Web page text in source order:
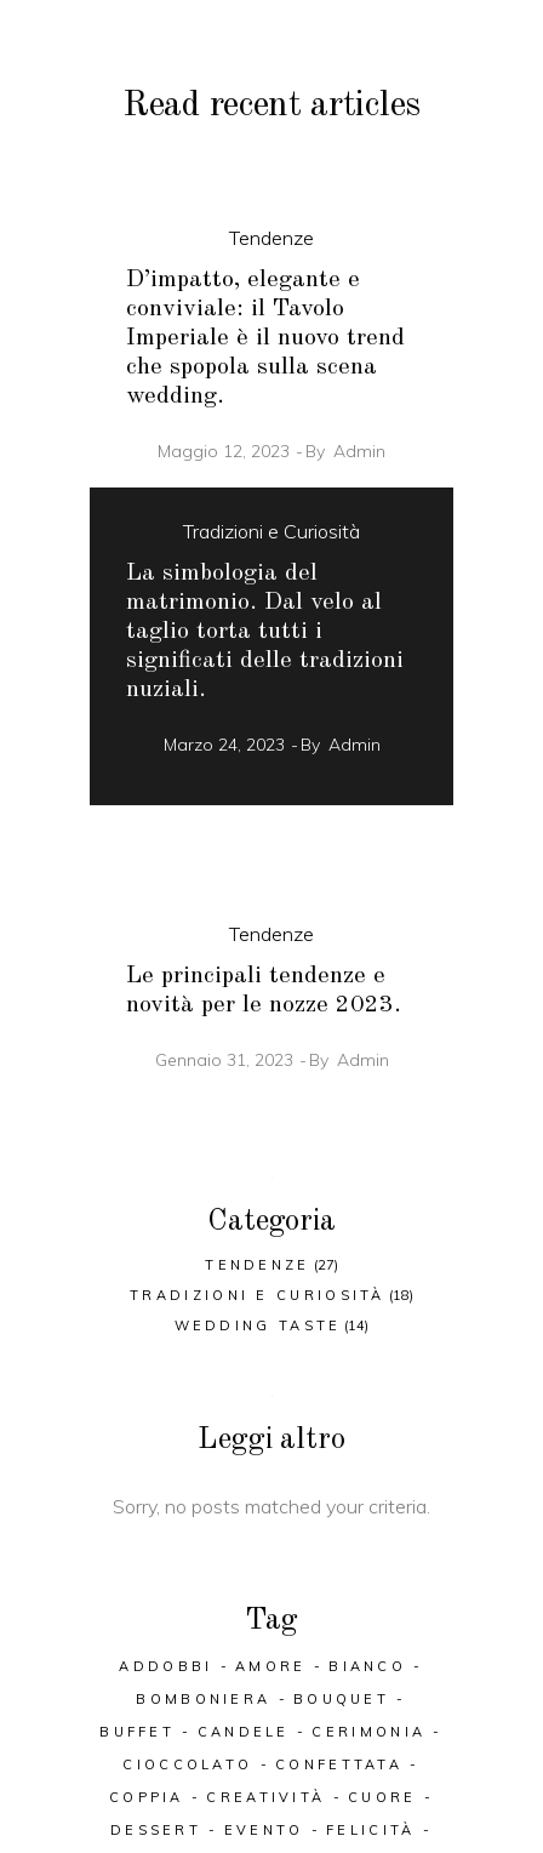
Read recent articles
Tendenze
D’impatto, elegante e
conviviale: il Tavolo
Imperiale è il nuovo trend
che spopola sulla scena
wedding.
Maggio 12, 2023 By Admin
Tradizioni e Curiosità
La simbologia del
matrimonio. Dal velo al
taglio torta tutti i
significati delle tradizioni
nuziali.
Marzo 24, 2023 By Admin
Tendenze
Le principali tendenze e
novità per le nozze 2023.
Gennaio 31, 2023 By Admin
Categoria
TENDENZE
(27)
TRADIZIONI E CURIOSITÀ (18)
WEDDING TASTE (14)
Leggi altro
Sorry, no posts matched your criteria.
Tag
ADDOBBI AMORE
BIANCO
BOMBONIERA
BOUQUET
BUFFET
CANDELE
CERIMONIA
CIOCCOLATO
CONFETTATA
COPPIA
CREATIVITÀ
CUORE
DESSERT
EVENTO
FELICITÀ